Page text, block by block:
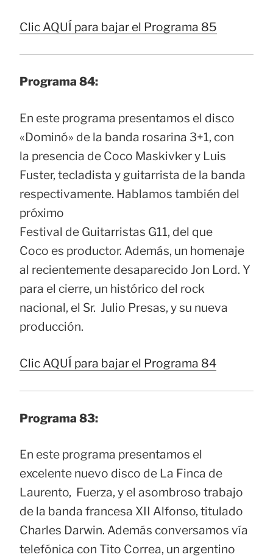
Clic AQUÍ para bajar el Programa 85
Programa 84:
En este programa presentamos el disco
«Dominó» de la banda rosarina 3+1, con
la presencia de Coco Maskivker y Luis
Fuster, tecladista y guitarrista de la banda
respectivamente. Hablamos también del
próximo
Festival de Guitarristas G11, del que
Coco es productor. Además, un homenaje
al recientemente desaparecido Jon Lord. Y
para el cierre, un histórico del rock
nacional, el Sr. Julio Presas, y su nueva
producción.
Clic AQUÍ para bajar el Programa 84
Programa 83:
En este programa presentamos el
excelente nuevo disco de La Finca de
Laurento, Fuerza, y el asombroso trabajo
de la banda francesa XII Alfonso, titulado
Charles Darwin. Además conversamos vía
telefónica con Tito Correa, un argentino